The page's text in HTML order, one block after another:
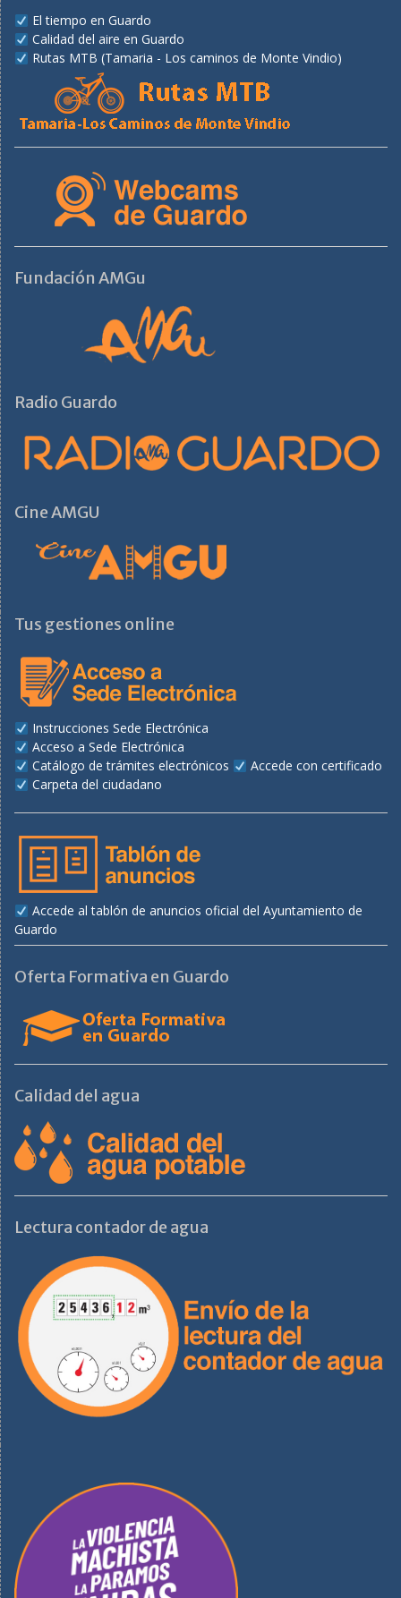
El tiempo en Guardo
Calidad del aire en Guardo
Rutas MTB (Tamaria - Los caminos de Monte Vindio)
Fundación AMGu
Radio Guardo
Cine AMGU
Tus gestiones online
Instrucciones Sede Electrónica
Acceso a Sede Electrónica
Catálogo de trámites electrónicos
Accede con certificado
Carpeta del ciudadano
Accede al tablón de anuncios oficial del Ayuntamiento de
Guardo
Oferta Formativa en Guardo
Calidad del agua
Lectura contador de agua